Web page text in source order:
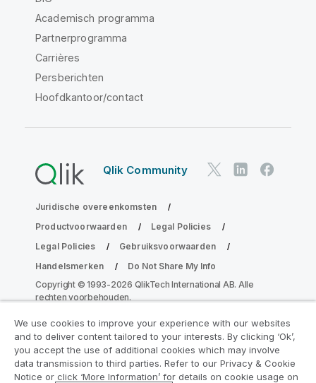
Academisch programma
Partnerprogramma
Carrières
Persberichten
Hoofdkantoor/contact
Qlik Community
Juridische overeenkomsten
Productvoorwaarden
Legal Policies
Legal Policies
Gebruiksvoorwaarden
Handelsmerken
Do Not Share My Info
Copyright © 1993-2026 QlikTech International AB. Alle
rechten voorbehouden.
Neem deel aan het Analytics
Modernization Program
We use cookies to improve your experience with our websites
and to deliver content tailored to your interests. By clicking ‘Ok’,
you accept the use of additional cookies which may involve
data transmission to third parties. Refer to our Privacy & Cookie
Notice or click ‘More Information’ for details on cookie usage on